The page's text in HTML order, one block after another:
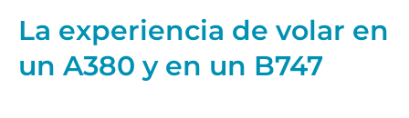
La experiencia de volar en
un A380 y en un B747